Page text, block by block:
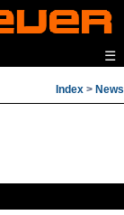
☰
Index > News